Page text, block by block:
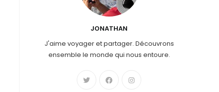
JONATHAN
J'aime voyager et partager. Découvrons
ensemble le monde qui nous entoure.